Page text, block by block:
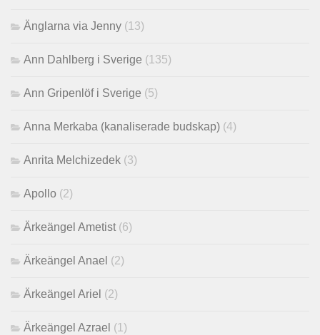
Änglarna via Jenny (13)
Ann Dahlberg i Sverige (135)
Ann Gripenlöf i Sverige (5)
Anna Merkaba (kanaliserade budskap) (4)
Anrita Melchizedek (3)
Apollo (2)
Ärkeängel Ametist(6)
Ärkeängel Anael (2)
Ärkeängel Ariel (2)
Ärkeängel Azrael (1)